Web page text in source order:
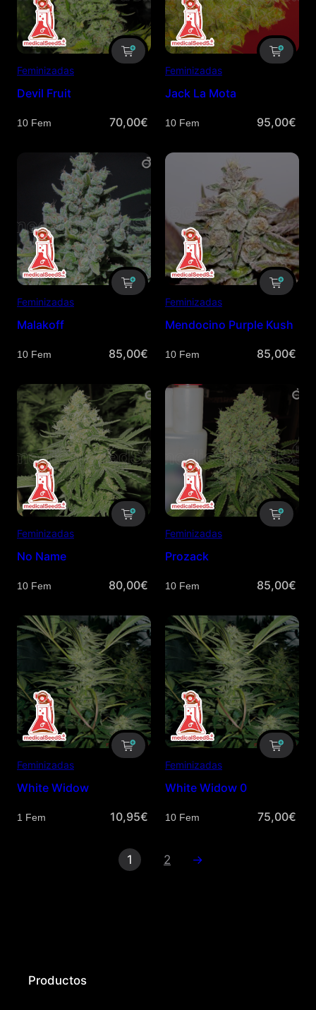
Feminizadas
Devil Fruit
Cantidad 70,00€
Feminizadas
Jack La Mota
Cantidad 95,00€
Feminizadas
Malakoff
Cantidad 85,00€
Feminizadas
Mendocino Purple Kush
Cantidad 85,00€
Feminizadas
No Name
Cantidad 80,00€
Feminizadas
Prozack
Cantidad 85,00€
Feminizadas
White Widow
Cantidad 10,95€
Feminizadas
White Widow 0
Cantidad 75,00€
1 2 →
Productos